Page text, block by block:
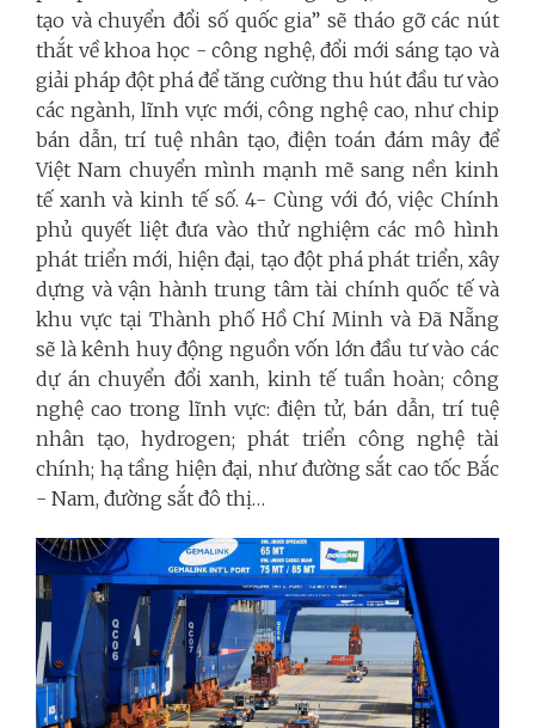
tạo và chuyển đổi số quốc gia” sẽ tháo gỡ các nút
thắt về khoa học - công nghệ, đổi mới sáng tạo và
giải pháp đột phá để tăng cường thu hút đầu tư vào
các ngành, lĩnh vực mới, công nghệ cao, như chip
bán dẫn, trí tuệ nhân tạo, điện toán đám mây để
Việt Nam chuyển mình mạnh mẽ sang nền kinh
tế xanh và kinh tế số. 4- Cùng với đó, việc Chính
phủ quyết liệt đưa vào thử nghiệm các mô hình
phát triển mới, hiện đại, tạo đột phá phát triển, xây
dựng và vận hành trung tâm tài chính quốc tế và
khu vực tại Thành phố Hồ Chí Minh và Đã Nẵng
sẽ là kênh huy động nguồn vốn lớn đầu tư vào các
dự án chuyển đổi xanh, kinh tế tuần hoàn; công
nghệ cao trong lĩnh vực: điện tử, bán dẫn, trí tuệ
nhân tạo, hydrogen; phát triển công nghệ tài
chính; hạ tầng hiện đại, như đường sắt cao tốc Bắc
- Nam, đường sắt đô thị…